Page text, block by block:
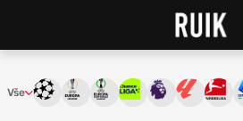
Vše Liga mistrůEvropská liga
Konferenční liga
Chance ligaPremier League
La Liga